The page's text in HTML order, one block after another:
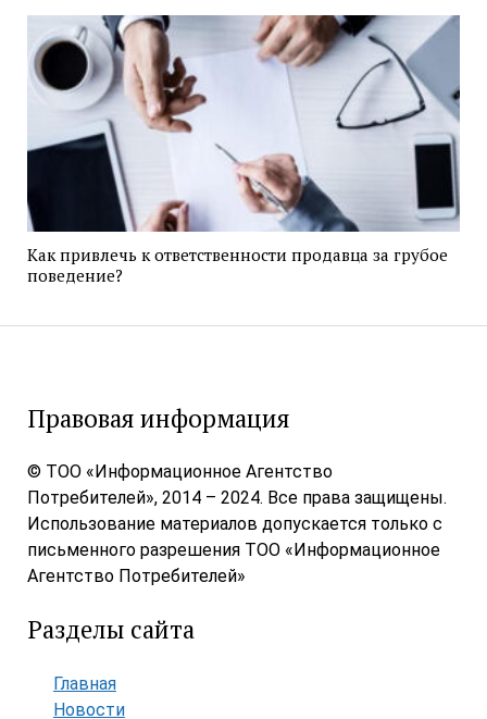
Как привлечь к ответственности продавца за грубое
поведение?
Правовая информация
© ТОО «Информационное Агентство
Потребителей», 2014 – 2024. Все права защищены.
Использование материалов допускается только с
письменного разрешения ТОО «Информационное
Агентство Потребителей»
Разделы сайта
Главная
Новости